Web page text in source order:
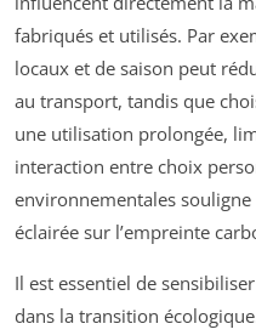
fabriqués et utilisés. Par
locaux et de saison peut
au transport, tandis que
une utilisation prolongée,
interaction entre choix
environnementales souligne
éclairée sur l’empreinte
Il est essentiel de
dans la transition